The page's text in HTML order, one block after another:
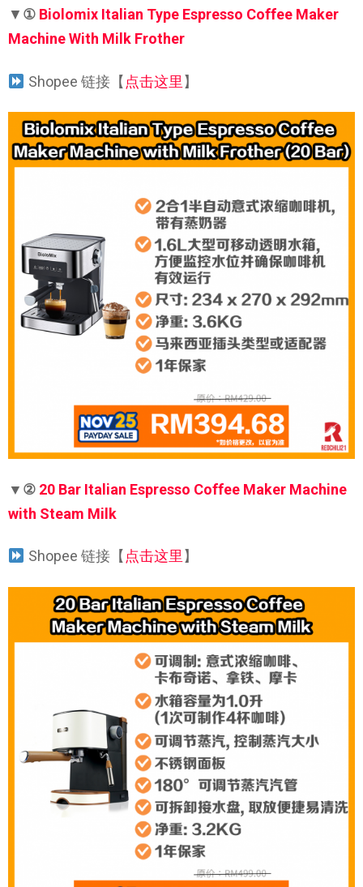
▼ ① Biolomix Italian Type Espresso Coffee Maker
Machine With Milk Frother
Shopee 链接【点击这里】
▼② 20 Bar Italian Espresso Coffee Maker Machine
with Steam Milk
Shopee 链接【 点击这里 】